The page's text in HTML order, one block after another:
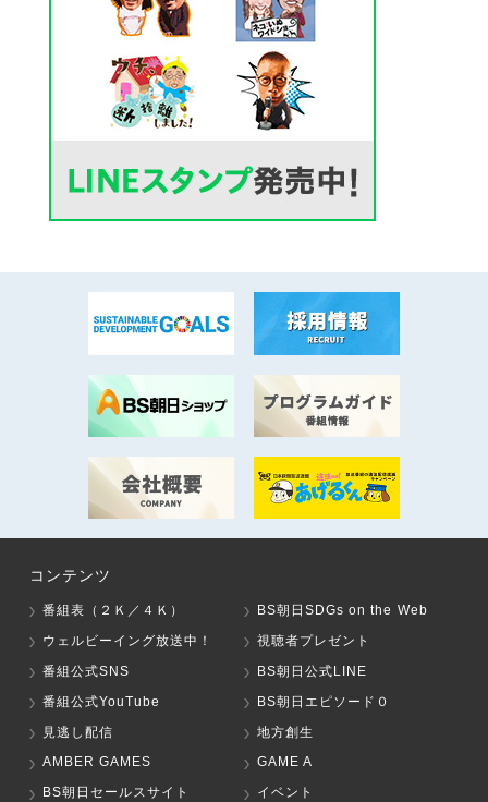
コンテンツ
番組表（２Ｋ／４Ｋ）
BS朝日SDGs on the Web
ウェルビーイング放送中！
視聴者プレゼント
番組公式SNS
BS朝日公式LINE
番組公式YouTube
BS朝日エピソード０
見逃し配信
地方創生
AMBER GAMES
GAME A
BS朝日セールスサイト
イベント